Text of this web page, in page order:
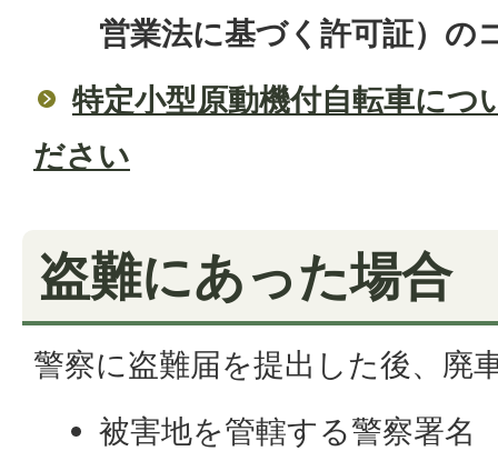
営業法に基づく許可証）の
特定小型原動機付自転車に
ださい
盗難にあった場合
警察に盗難届を提出した後、廃
被害地を管轄する警察署名